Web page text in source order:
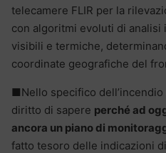
telecamere FLIR per la
con algoritmi evoluti di analisi
visibili e termiche,
coordinate geografiche del
■Nello specifico
diritto di sapere perché ad
ancora un piano di
fatto tesoro delle indicazioni